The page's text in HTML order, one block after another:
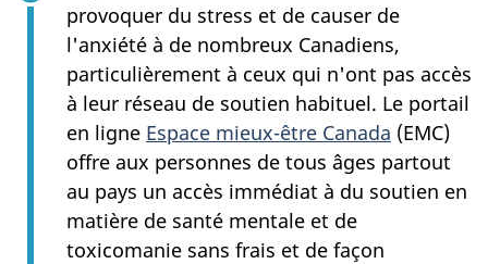
provoquer du stress et de causer de
l'anxiété à de nombreux Canadiens,
particulièrement à ceux qui n'ont pas accès
à leur réseau de soutien habituel. Le portail
en ligne Espace mieux-être Canada (EMC)
offre aux personnes de tous âges partout
au pays un accès immédiat à du soutien en
matière de santé mentale et de
toxicomanie sans frais et de façon